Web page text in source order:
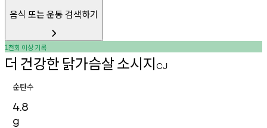
음식 또는 운동 검색하기
1천회 이상기록
더 건강한 닭가슴살소시지 CJ
순탄수
4.8
g